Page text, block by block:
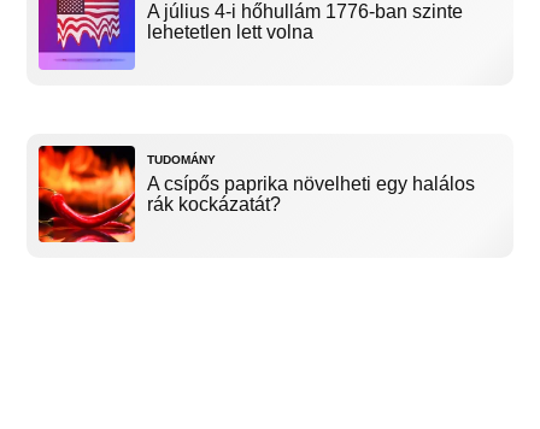
A július 4-i hőhullám 1776-ban szinte
lehetetlen lett volna
TUDOMÁNY
A csípős paprika növelheti egy halálos
rák kockázatát?